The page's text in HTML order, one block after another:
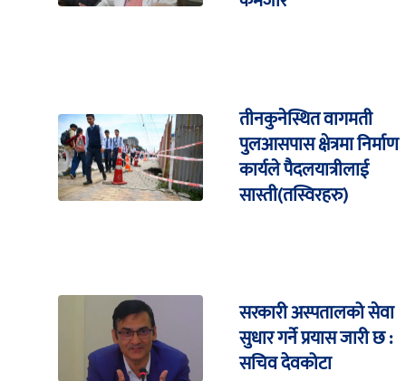
तीनकुनेस्थित वागमती
पुलआसपास क्षेत्रमा निर्माण
कार्यले पैदलयात्रीलाई
सास्ती(तस्विरहरु)
सरकारी अस्पतालको सेवा
सुधार गर्ने प्रयास जारी छ :
सचिव देवकोटा